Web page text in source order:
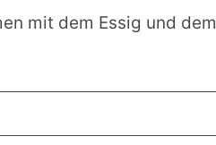
mit dem Essig und dem